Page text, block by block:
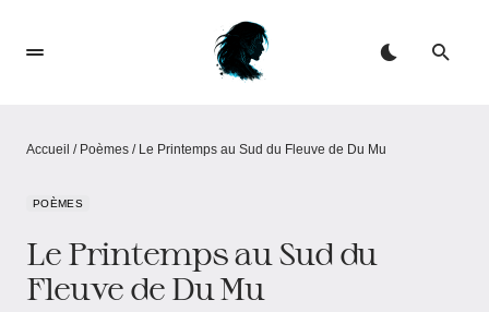
Accueil / Poèmes / Le Printemps au Sud du Fleuve de Du Mu
POÈMES
Le Printemps au Sud du
Fleuve de Du Mu